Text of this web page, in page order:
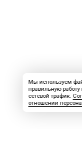
Мы используем
правильную работу
сетевой трафик.
отношении